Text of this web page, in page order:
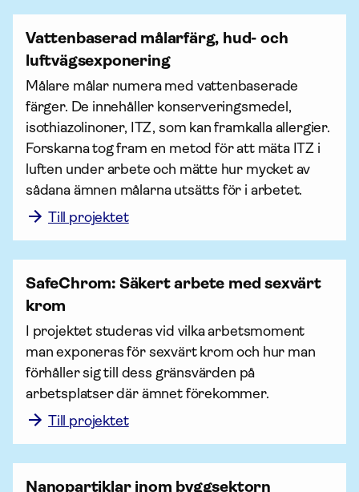
Vattenbaserad målarfärg, hud- och
luftvägsexponering
Målare målar numera med vattenbaserade
färger. De innehåller konserveringsmedel,
isothiazolinoner, ITZ, som kan framkalla allergier.
Forskarna tog fram en metod för att mäta ITZ i
luften under arbete och mätte hur mycket av
sådana ämnen målarna utsätts för i arbetet.
Till projektet
SafeChrom: Säkert arbete med sexvärt
krom
I projektet studeras vid vilka arbetsmoment
man exponeras för sexvärt krom och hur man
förhåller sig till dess gränsvärden på
arbetsplatser där ämnet förekommer.
Till projektet
Nanopartiklar inom byggsektorn